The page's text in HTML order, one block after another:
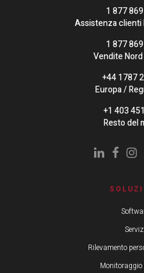
1 877
Assistenza clienti
1 877
Vendite
+44 1787
Europa /
+1 403
Resto del
Rilevamento
Monitoraggio